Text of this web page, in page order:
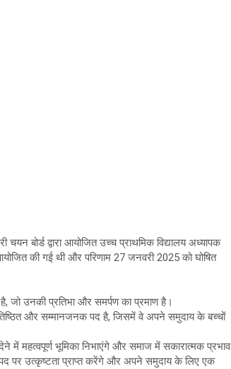
बोर्ड द्वारा आयोजित उच्च प्राथमिक विद्यालय अध्यापक
की गई थी और परिणाम 27 जनवरी 2025 को घोषित
उनकी प्रतिभा और समर्पण का प्रमाण है।
और सम्मानजनक पद है, जिसमें वे अपने समुदाय के बच्चों
महत्वपूर्ण भूमिका निभाएंगे और समाज में सकारात्मक प्रभाव
पर उत्कृष्टता प्राप्त करेंगे और अपने समुदाय के लिए एक